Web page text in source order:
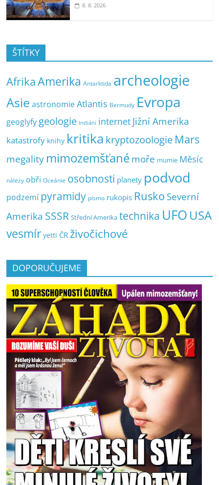
8. 8. 2026
ŠTÍTKY
AfrikaAmerika Antarktida archeologie
Asie astronomie Atlantis Bermudy Evropa
geoglyfy geologie Indiáni internet Jižní Amerika
katastrofy knihy kritika kryptozoologie Mars
megality mimozemšťanémoře mumie Měsíc
nálezy obři Oceánie osobnosti planety podvod
podzemí pyramidy písmo rukopis Rusko Severní
Amerika SSSR Střední Amerika technika UFO USA
vesmír yetti ČR živočichové
DOPORUČUJEME